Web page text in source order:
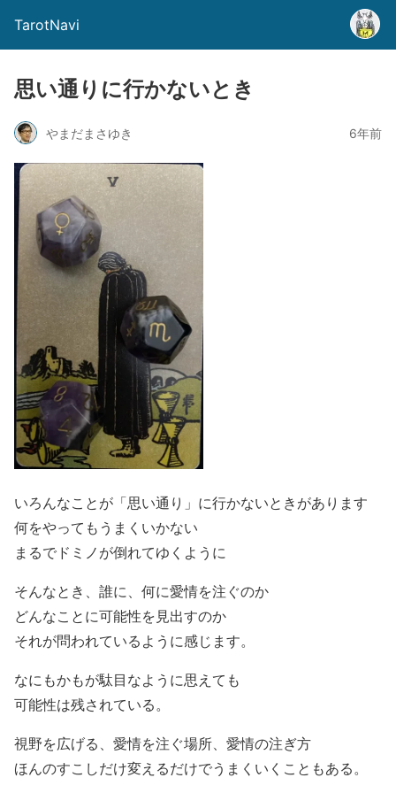
TarotNavi
思い通りに行かないとき
やまだまさゆき 6年前
いろんなことが「思い通り」に行かないときがあります
何をやってもうまくいかない
まるでドミノが倒れてゆくように
そんなとき、誰に、何に愛情を注ぐのか
どんなことに可能性を見出すのか
それが問われているように感じます。
なにもかもが駄目なように思えても
可能性は残されている。
視野を広げる、愛情を注ぐ場所、愛情の注ぎ方
ほんのすこしだけ変えるだけでうまくいくこともある。